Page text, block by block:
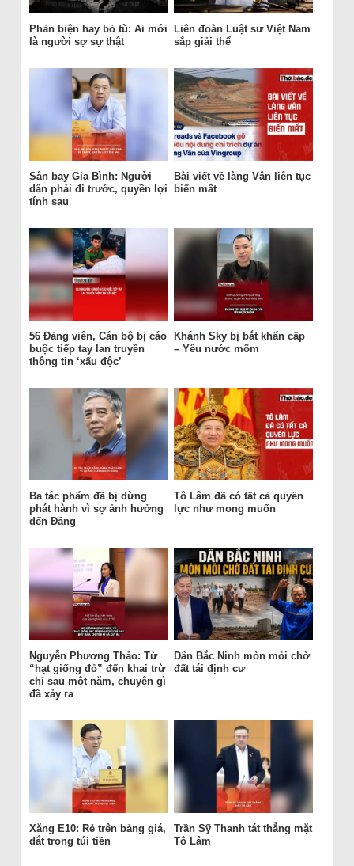
Phản biện hay bỏ tù: Ai mới
là người sợ sự thật
Liên đoàn Luật sư Việt Nam
sắp giải thể
Sân bay Gia Bình: Người
dân phải đi trước, quyền lợi
tính sau
Bài viết về làng Vân liên tục
biến mất
56 Đảng viên, Cán bộ bị cáo
buộc tiếp tay lan truyền
thông tin ‘xấu độc’
Khánh Sky bị bắt khẩn cấp
– Yêu nước mõm
Ba tác phẩm đã bị dừng
phát hành vì sợ ảnh hưởng
đến Đảng
Tô Lâm đã có tất cả quyền
lực như mong muốn
Nguyễn Phương Thảo: Từ
“hạt giống đỏ” đến khai trừ
chỉ sau một năm, chuyện gì
đã xảy ra
Dân Bắc Ninh mòn mỏi chờ
đất tái định cư
Xăng E10: Rẻ trên bảng giá,
đắt trong túi tiền
Trần Sỹ Thanh tát thẳng mặt
Tô Lâm